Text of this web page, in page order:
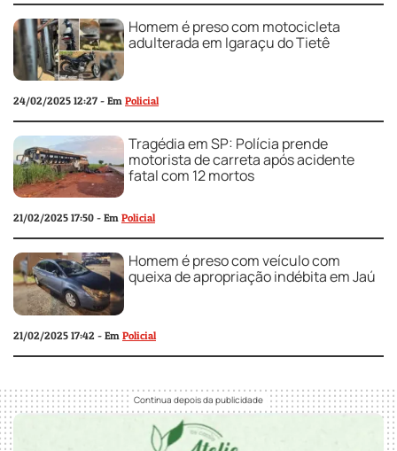
Homem é preso com motocicleta
adulterada em Igaraçu do Tietê
24/02/2025 12:27 - Em Policial
Tragédia em SP: Polícia prende
motorista de carreta após acidente
fatal com 12 mortos
21/02/2025 17:50 - Em Policial
Homem é preso com veículo com
queixa de apropriação indébita em Jaú
21/02/2025 17:42 - Em Policial